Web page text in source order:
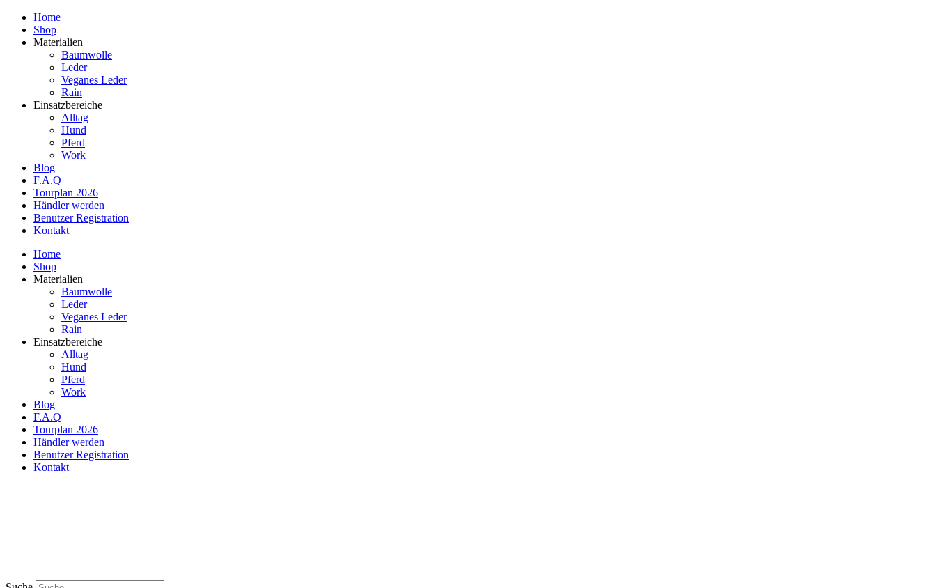
Home
Shop
Materialien
Baumwolle
Leder
Veganes Leder
Rain
Einsatzbereiche
Alltag
Hund
Pferd
Work
Blog
F.A.Q
Tourplan 2026
Händler werden
Benutzer Registration
Kontakt
Home
Shop
Materialien
Baumwolle
Leder
Veganes Leder
Rain
Einsatzbereiche
Alltag
Hund
Pferd
Work
Blog
F.A.Q
Tourplan 2026
Händler werden
Benutzer Registration
Kontakt